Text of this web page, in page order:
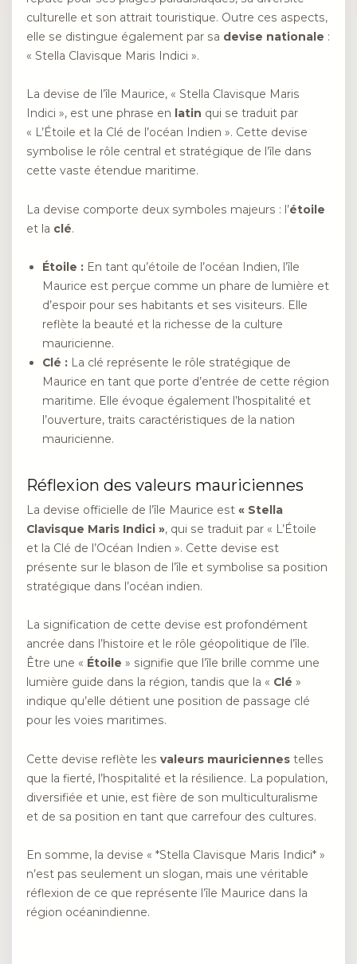
culturelle et son attrait touristique. Outre ces aspects,
elle se distingue également par sa devise nationale :
« Stella Clavisque Maris Indici ».
La devise de l’île Maurice, « Stella Clavisque Maris
Indici », est une phrase en latin qui se traduit par
« L’Étoile et la Clé de l’océan Indien ». Cette devise
symbolise le rôle central et stratégique de l’île dans
cette vaste étendue maritime.
La devise comporte deux symboles majeurs : l’étoile
et la clé.
Étoile : En tant qu’étoile de l’océan Indien, l’île
Maurice est perçue comme un phare de lumière et
d’espoir pour ses habitants et ses visiteurs. Elle
reflète la beauté et la richesse de la culture
mauricienne.
Clé : La clé représente le rôle stratégique de
Maurice en tant que porte d’entrée de cette région
maritime. Elle évoque également l’hospitalité et
l’ouverture, traits caractéristiques de la nation
mauricienne.
Réflexion des valeurs mauriciennes
La devise officielle de l’île Maurice est « Stella
Clavisque Maris Indici », qui se traduit par « L’Étoile
et la Clé de l’Océan Indien ». Cette devise est
présente sur le blason de l’île et symbolise sa position
stratégique dans l’océan indien.
La signification de cette devise est profondément
ancrée dans l’histoire et le rôle géopolitique de l’île.
Être une « Étoile » signifie que l’île brille comme une
lumière guide dans la région, tandis que la « Clé »
indique qu’elle détient une position de passage clé
pour les voies maritimes.
Cette devise reflète les valeurs mauriciennes telles
que la fierté, l’hospitalité et la résilience. La population,
diversifiée et unie, est fière de son multiculturalisme
et de sa position en tant que carrefour des cultures.
En somme, la devise « *Stella Clavisque Maris Indici* »
n’est pas seulement un slogan, mais une véritable
réflexion de ce que représente l’île Maurice dans la
région océanindienne.